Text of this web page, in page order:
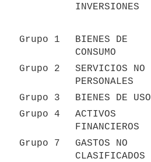
INVERSIONES
Grupo 1
BIENES DE
CONSUMO
Grupo 2
SERVICIOS NO
PERSONALES
Grupo 3
BIENES DE USO
Grupo 4
ACTIVOS
FINANCIEROS
Grupo 7
GASTOS NO
CLASIFICADOS